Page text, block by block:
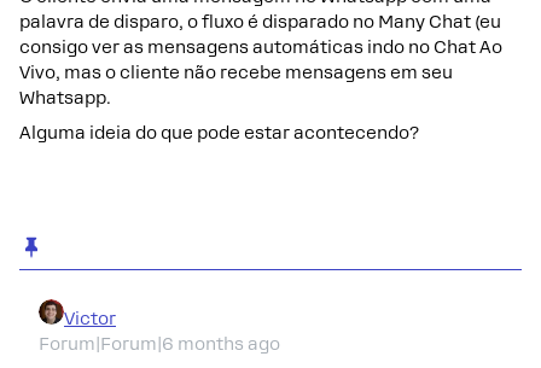
palavra de disparo, o fluxo é disparado no Many Chat (eu
consigo ver as mensagens automáticas indo no Chat Ao
Vivo, mas o cliente não recebe mensagens em seu
Whatsapp.
Alguma ideia do que pode estar acontecendo?
Victor
Forum|Forum|6 months ago